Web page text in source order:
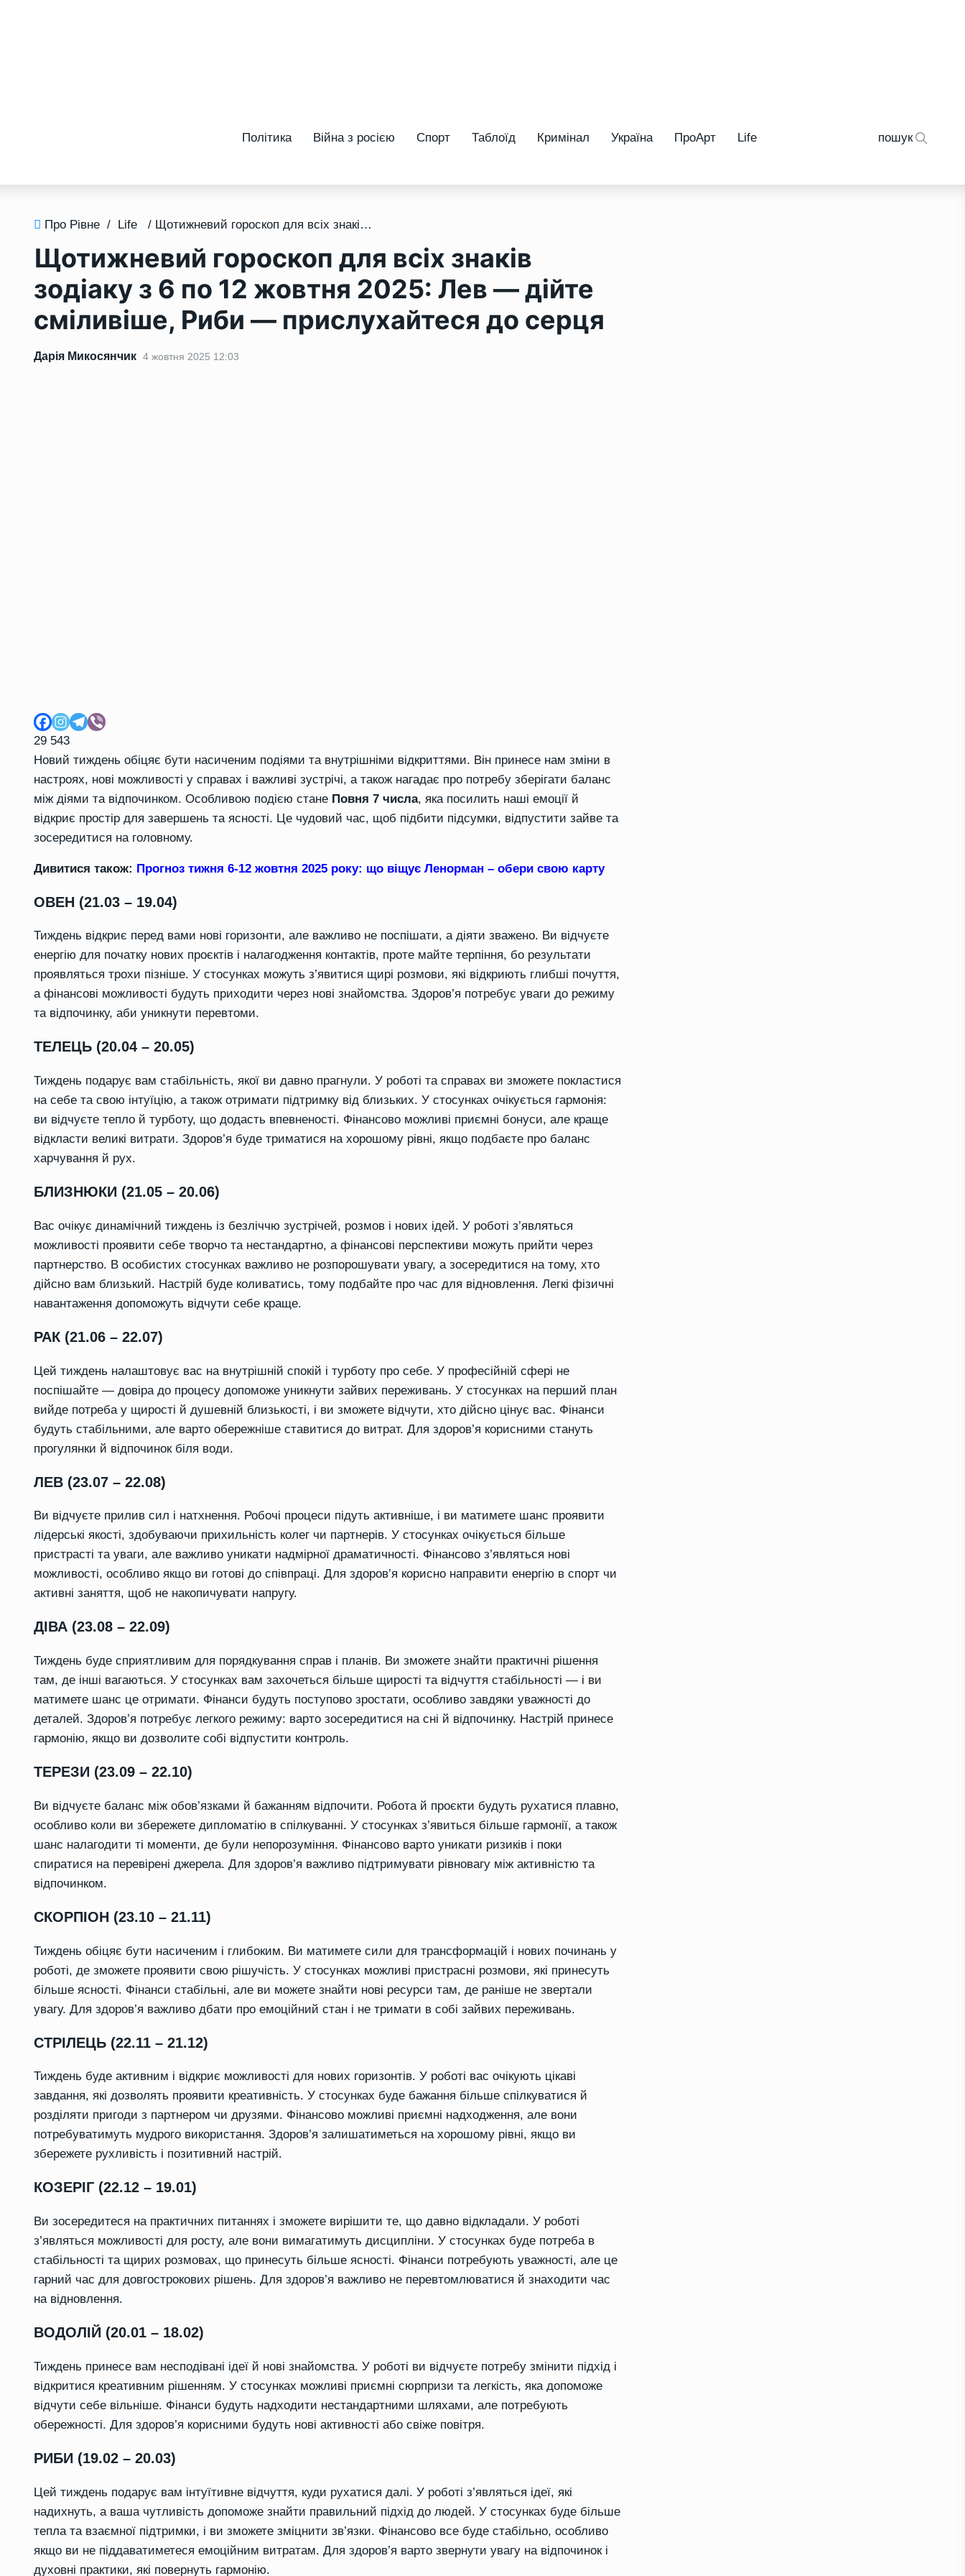
Політика Війна з росією Спорт Таблоїд Кримінал Україна ПроАрт Life пошук
Про Рівне / Life / Щотижневий гороскоп для всіх знаків зодіаку з 6 по 12 жовтня 2025: Лев — дійте сміливіше, Риби — прислухайтеся до серця
Щотижневий гороскоп для всіх знаків
зодіаку з 6 по 12 жовтня 2025: Лев — дійте
сміливіше, Риби — прислухайтеся до серця
Дарія Микосянчик 4 жовтня 2025 12:03
29 543
Новий тиждень обіцяє бути насиченим подіями та внутрішніми відкриттями. Він принесе нам зміни в
настроях, нові можливості у справах і важливі зустрічі, а також нагадає про потребу зберігати баланс
між діями та відпочинком. Особливою подією стане Повня 7 числа, яка посилить наші емоції й
відкриє простір для завершень та ясності. Це чудовий час, щоб підбити підсумки, відпустити зайве та
зосередитися на головному.
Дивитися також: Прогноз тижня 6-12 жовтня 2025 року: що віщує Ленорман – обери свою карту
ОВЕН (21.03 – 19.04)
Тиждень відкриє перед вами нові горизонти, але важливо не поспішати, а діяти зважено. Ви відчуєте
енергію для початку нових проєктів і налагодження контактів, проте майте терпіння, бо результати
проявляться трохи пізніше. У стосунках можуть з’явитися щирі розмови, які відкриють глибші почуття,
а фінансові можливості будуть приходити через нові знайомства. Здоров’я потребує уваги до режиму
та відпочинку, аби уникнути перевтоми.
ТЕЛЕЦЬ (20.04 – 20.05)
Тиждень подарує вам стабільність, якої ви давно прагнули. У роботі та справах ви зможете покластися
на себе та свою інтуїцію, а також отримати підтримку від близьких. У стосунках очікується гармонія:
ви відчуєте тепло й турботу, що додасть впевненості. Фінансово можливі приємні бонуси, але краще
відкласти великі витрати. Здоров’я буде триматися на хорошому рівні, якщо подбаєте про баланс
харчування й рух.
БЛИЗНЮКИ (21.05 – 20.06)
Вас очікує динамічний тиждень із безліччю зустрічей, розмов і нових ідей. У роботі з’являться
можливості проявити себе творчо та нестандартно, а фінансові перспективи можуть прийти через
партнерство. В особистих стосунках важливо не розпорошувати увагу, а зосередитися на тому, хто
дійсно вам близький. Настрій буде коливатись, тому подбайте про час для відновлення. Легкі фізичні
навантаження допоможуть відчути себе краще.
РАК (21.06 – 22.07)
Цей тиждень налаштовує вас на внутрішній спокій і турботу про себе. У професійній сфері не
поспішайте — довіра до процесу допоможе уникнути зайвих переживань. У стосунках на перший план
вийде потреба у щирості й душевній близькості, і ви зможете відчути, хто дійсно цінує вас. Фінанси
будуть стабільними, але варто обережніше ставитися до витрат. Для здоров’я корисними стануть
прогулянки й відпочинок біля води.
ЛЕВ (23.07 – 22.08)
Ви відчуєте прилив сил і натхнення. Робочі процеси підуть активніше, і ви матимете шанс проявити
лідерські якості, здобуваючи прихильність колег чи партнерів. У стосунках очікується більше
пристрасті та уваги, але важливо уникати надмірної драматичності. Фінансово з’являться нові
можливості, особливо якщо ви готові до співпраці. Для здоров’я корисно направити енергію в спорт чи
активні заняття, щоб не накопичувати напругу.
ДІВА (23.08 – 22.09)
Тиждень буде сприятливим для порядкування справ і планів. Ви зможете знайти практичні рішення
там, де інші вагаються. У стосунках вам захочеться більше щирості та відчуття стабільності — і ви
матимете шанс це отримати. Фінанси будуть поступово зростати, особливо завдяки уважності до
деталей. Здоров’я потребує легкого режиму: варто зосередитися на сні й відпочинку. Настрій принесе
гармонію, якщо ви дозволите собі відпустити контроль.
ТЕРЕЗИ (23.09 – 22.10)
Ви відчуєте баланс між обов’язками й бажанням відпочити. Робота й проєкти будуть рухатися плавно,
особливо коли ви збережете дипломатію в спілкуванні. У стосунках з’явиться більше гармонії, а також
шанс налагодити ті моменти, де були непорозуміння. Фінансово варто уникати ризиків і поки
спиратися на перевірені джерела. Для здоров’я важливо підтримувати рівновагу між активністю та
відпочинком.
СКОРПІОН (23.10 – 21.11)
Тиждень обіцяє бути насиченим і глибоким. Ви матимете сили для трансформацій і нових починань у
роботі, де зможете проявити свою рішучість. У стосунках можливі пристрасні розмови, які принесуть
більше ясності. Фінанси стабільні, але ви можете знайти нові ресурси там, де раніше не звертали
увагу. Для здоров’я важливо дбати про емоційний стан і не тримати в собі зайвих переживань.
СТРІЛЕЦЬ (22.11 – 21.12)
Тиждень буде активним і відкриє можливості для нових горизонтів. У роботі вас очікують цікаві
завдання, які дозволять проявити креативність. У стосунках буде бажання більше спілкуватися й
розділяти пригоди з партнером чи друзями. Фінансово можливі приємні надходження, але вони
потребуватимуть мудрого використання. Здоров’я залишатиметься на хорошому рівні, якщо ви
збережете рухливість і позитивний настрій.
КОЗЕРІГ (22.12 – 19.01)
Ви зосередитеся на практичних питаннях і зможете вирішити те, що давно відкладали. У роботі
з’являться можливості для росту, але вони вимагатимуть дисципліни. У стосунках буде потреба в
стабільності та щирих розмовах, що принесуть більше ясності. Фінанси потребують уважності, але це
гарний час для довгострокових рішень. Для здоров’я важливо не перевтомлюватися й знаходити час
на відновлення.
ВОДОЛІЙ (20.01 – 18.02)
Тиждень принесе вам несподівані ідеї й нові знайомства. У роботі ви відчуєте потребу змінити підхід і
відкритися креативним рішенням. У стосунках можливі приємні сюрпризи та легкість, яка допоможе
відчути себе вільніше. Фінанси будуть надходити нестандартними шляхами, але потребують
обережності. Для здоров’я корисними будуть нові активності або свіже повітря.
РИБИ (19.02 – 20.03)
Цей тиждень подарує вам інтуїтивне відчуття, куди рухатися далі. У роботі з’являться ідеї, які
надихнуть, а ваша чутливість допоможе знайти правильний підхід до людей. У стосунках буде більше
тепла та взаємної підтримки, і ви зможете зміцнити зв’язки. Фінансово все буде стабільно, особливо
якщо ви не піддаватиметеся емоційним витратам. Для здоров’я варто звернути увагу на відпочинок і
духовні практики, які повернуть гармонію.